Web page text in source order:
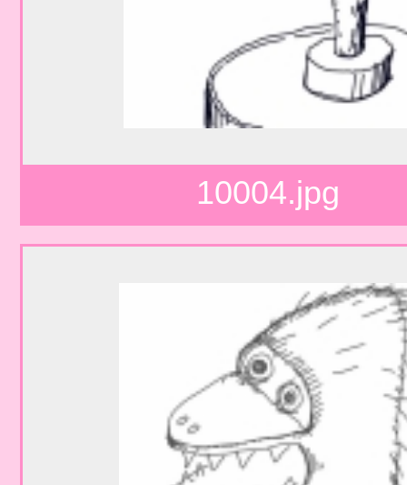
10004.jpg